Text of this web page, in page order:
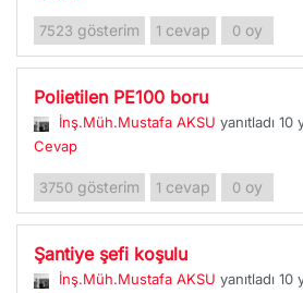
7523 gösterim 1 cevap 0 oy
Polietilen PE100 boru
İnş.Müh.Mustafa AKSU yanıtladı 10
Cevap
3750 gösterim 1 cevap 0 oy
Şantiye şefi koşulu
İnş.Müh.Mustafa AKSU yanıtladı 10